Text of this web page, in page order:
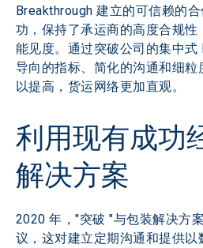
Breakthrough 建立的可信赖的
功，保持了承运商的高度合规性
能见度。通过突破公司的集中式
导向的指标、简化的沟通和细
以提高，货运网络更加直观。
利用现有成功
解决方案
2020 年，"突破 "与包装解决方
议，这对建立定期沟通和提供